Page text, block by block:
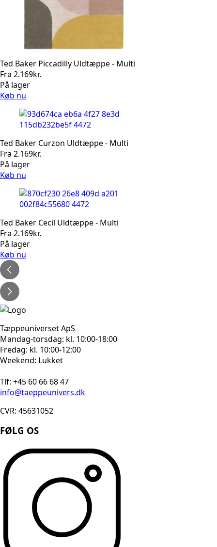
Ted Baker Piccadilly Uldtæppe - Multi
Fra 2.169kr.
På lager
Køb nu
Ted Baker Curzon Uldtæppe - Multi
Fra 2.169kr.
På lager
Køb nu
Ted Baker Cecil Uldtæppe - Multi
Fra 2.169kr.
På lager
Køb nu
Tæppeuniverset ApS
Mandag-torsdag: kl. 10:00-18:00
Fredag: kl. 10:00-12:00
Weekend: Lukket
Tlf: +45 60 66 68 47
info@taeppeunivers.dk
CVR: 45631052
FØLG OS